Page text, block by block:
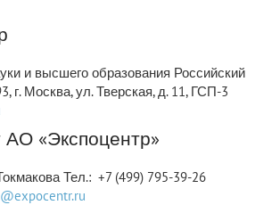
и высшего образования Российский
г. Москва, ул. Тверская, д. 11, ГСП-3
АО «Экспоцентр»
Тел.: +7 (499) 795-39-26